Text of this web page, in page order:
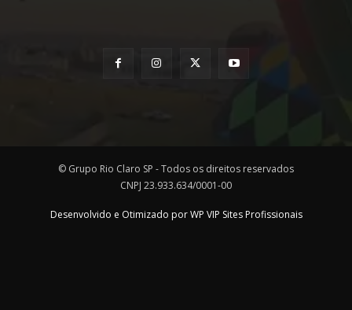
© Grupo Rio Claro SP - Todos os direitos reservados
CNPJ 23.933.634/0001-00
Desenvolvido e Otimizado por WP VIP Sites Profissionais